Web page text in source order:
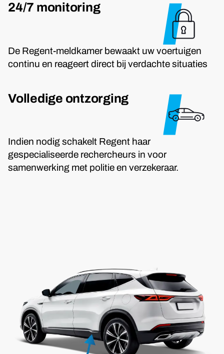
24/7 monitoring
De Regent-meldkamer bewaakt uw voertuigen
continu en reageert direct bij verdachte situaties
Volledige ontzorging
Indien nodig schakelt Regent haar
gespecialiseerde rechercheurs in voor
samenwerking met politie en verzekeraar.